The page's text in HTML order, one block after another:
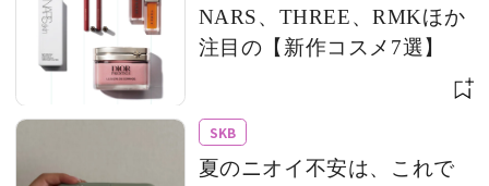
NARS、THREE、RMKほか
注目の【新作コスメ7選】
SKB
夏のニオイ不安は、これで